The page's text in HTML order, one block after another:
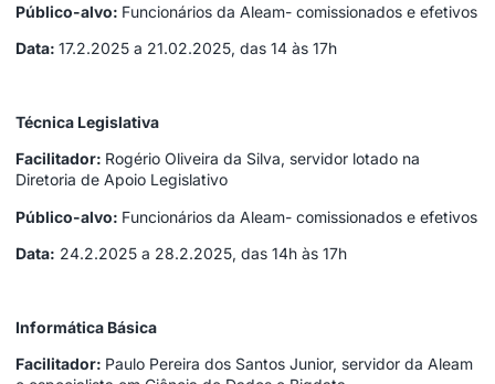
Público-alvo: Funcionários da Aleam- comissionados e efetivos
Data: 17.2.2025 a 21.02.2025, das 14 às 17h
Técnica Legislativa
Facilitador: Rogério Oliveira da Silva, servidor lotado na
Diretoria de Apoio Legislativo
Público-alvo: Funcionários da Aleam- comissionados e efetivos
Data: 24.2.2025 a 28.2.2025, das 14h às 17h
Informática Básica
Facilitador: Paulo Pereira dos Santos Junior, servidor da Aleam